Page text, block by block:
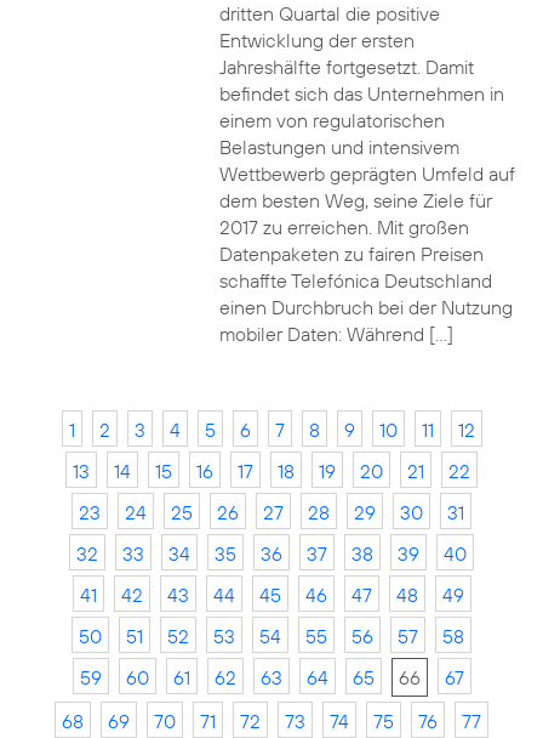
dritten Quartal die positive
Entwicklung der ersten
Jahreshälfte fortgesetzt. Damit
befindet sich das Unternehmen in
einem von regulatorischen
Belastungen und intensivem
Wettbewerb geprägten Umfeld auf
dem besten Weg, seine Ziele für
2017 zu erreichen. Mit großen
Datenpaketen zu fairen Preisen
schaffte Telefónica Deutschland
einen Durchbruch bei der Nutzung
mobiler Daten: Während […]
1 2 3 4 5 6 7 8 9 10 11
12
13
14 15 16 17 18 19 20 21
22
23
24 25 26 27 28 29 30
31
32
33 34 35 36 37 38 39
40
41
42 43 44 45 46 47 48
49
50
51 52 53 54 55 56 57
58
59
60 61 62 63 64 65 66
67
68
69 70 71 72 73 74 75 76
77